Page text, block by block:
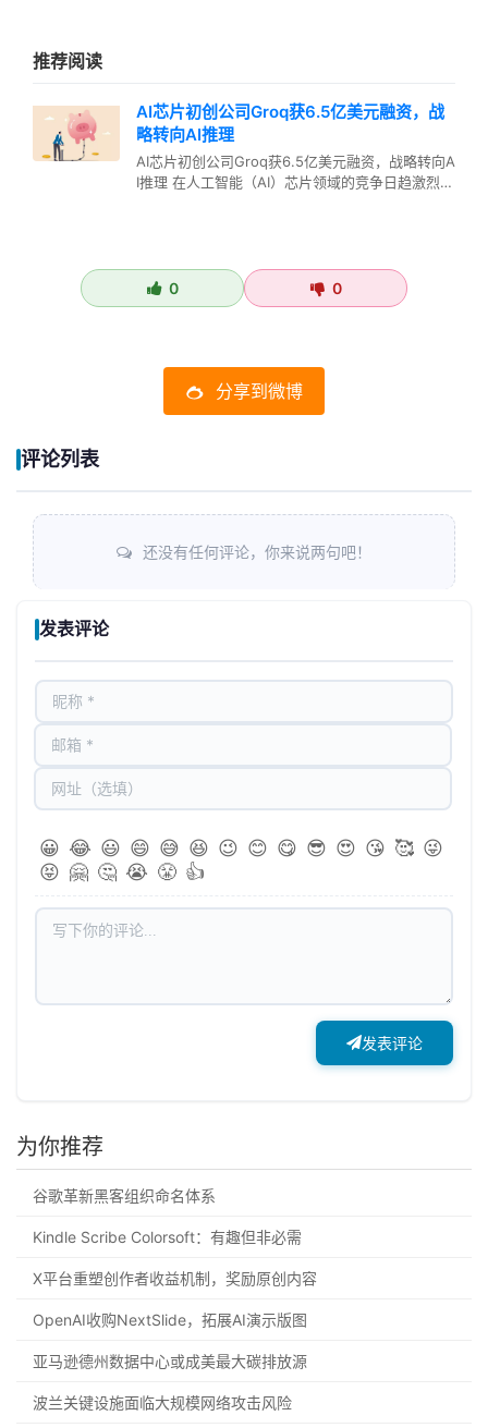
推荐阅读
AI芯片初创公司Groq获6.5亿美元融资，战
略转向AI推理
AI芯片初创公司Groq获6.5亿美元融资，战略转向A
I推理 在人工智能（AI）芯片领域的竞争日趋激烈的
0 0
分享到微博
评论列表
还没有任何评论，你来说两句吧！
发表评论
😀 😂 😃 😄 😅 😆 😉 😊 😋 😎 😍 😘 🥰 😜
😝 🤗 🤔 😭 😤 👍
发表评论
为你推荐
谷歌革新黑客组织命名体系
Kindle Scribe Colorsoft：有趣但非必需
X平台重塑创作者收益机制，奖励原创内容
OpenAI收购NextSlide，拓展AI演示版图
亚马逊德州数据中心或成美最大碳排放源
波兰关键设施面临大规模网络攻击风险